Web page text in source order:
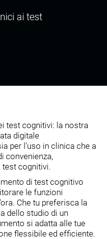
ai test
test cognitivi: la nostra
digitale
per l'uso in clinica che a
convenienza,
test cognitivi.
di test cognitivo
le funzioni
Che tu preferisca la
dello studio di un
si adatta alle tue
flessibile ed efficiente.